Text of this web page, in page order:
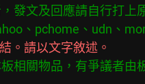
發文及回應請自行打上
相關物品，有爭議者由